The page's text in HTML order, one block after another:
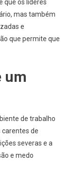
que os líderes
mas também
e
que permite que
um
de trabalho
carentes de
severas e a
e medo